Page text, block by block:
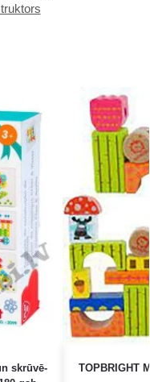
skrūvē-
TOPBRIGHT